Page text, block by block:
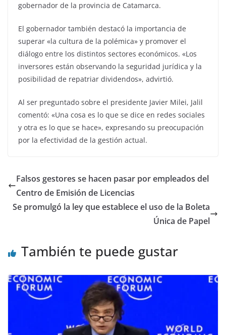
gobernador de la provincia de Catamarca.
El gobernador también destacó la importancia de
superar «la cultura de la polémica» y promover el
diálogo entre los distintos sectores económicos. «Los
inversores están observando la seguridad jurídica y la
posibilidad de repatriar dividendos», advirtió.
Al ser preguntado sobre el presidente Javier Milei, Jalil
comentó: «Una cosa es lo que se dice en redes sociales
y otra es lo que se hace», expresando su preocupación
por la efectividad de la gestión actual.
Falsos gestores se hacen pasar por empleados del
Centro de Emisión de Licencias
Se promulgó la ley que establece el uso de la Boleta
Única de Papel
También te puede gustar